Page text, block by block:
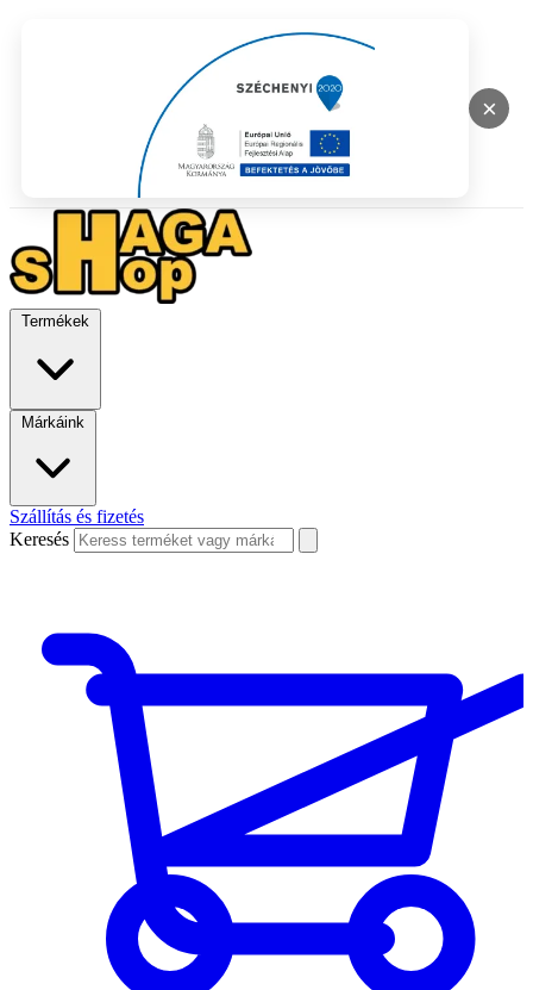
×
Termékek
Márkáink
Szállítás és fizetés
Keresés